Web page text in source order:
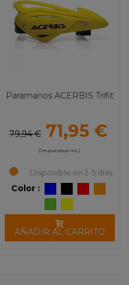
Paramanos ACERBIS Trifit
79,94 € 71,95 €
(impuestos inc.)
Disponible en 2-5 días
Color :
AÑADIR AL CARRITO